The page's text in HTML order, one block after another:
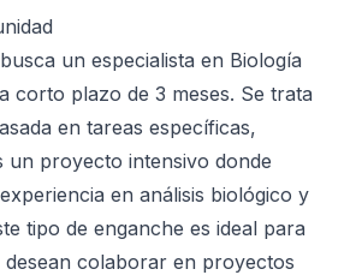
un especialista en Biología
corto plazo de 3 meses. Se trata
en tareas específicas,
un proyecto intensivo donde
en análisis biológico y
tipo de enganche es ideal para
colaborar en proyectos